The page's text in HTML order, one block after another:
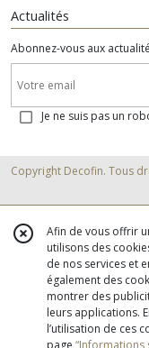
Actualités
Abonnez-vous aux
Je ne suis pas un
Copyright Decofin. Tous
Afin de vous offrir
utilisons des
de nos services et
également des
montrer des
leurs applications.
l’utilisation de ces
page “Informations